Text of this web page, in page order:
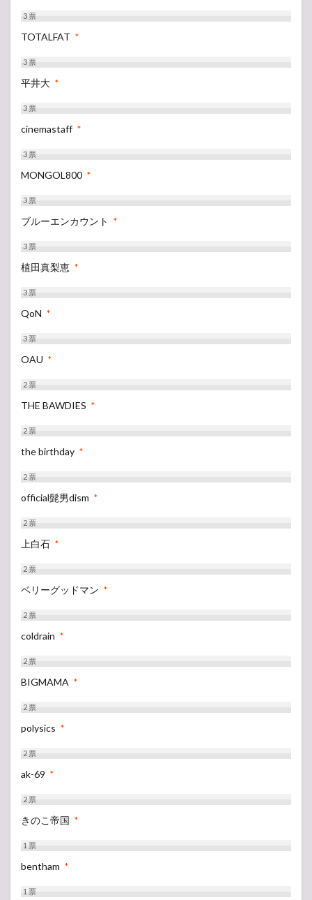
3票
TOTALFAT *
3票
平井大 *
3票
cinemastaff *
3票
MONGOL800 *
3票
ブルーエンカウント *
3票
植田真梨恵 *
3票
QoN *
3票
OAU *
2票
THE BAWDIES *
2票
the birthday *
2票
official髭男dism *
2票
上白石 *
2票
ベリーグッドマン *
2票
coldrain *
2票
BIGMAMA *
2票
polysics *
2票
ak-69 *
2票
きのこ帝国 *
1票
bentham *
1票